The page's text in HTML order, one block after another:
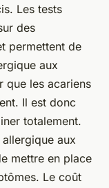
Les tests
des
permettent de
aux
que les acariens
Il est donc
totalement.
allergique aux
mettre en place
Le coût